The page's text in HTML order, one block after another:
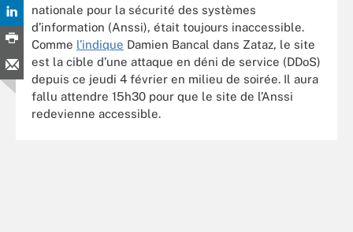
nationale pour la sécurité des systèmes
d’information (Anssi), était toujours inaccessible.
Comme l’indique Damien Bancal dans Zataz, le site
est la cible d’une attaque en déni de service (DDoS)
depuis ce jeudi 4 février en milieu de soirée. Il aura
fallu attendre 15h30 pour que le site de l’Anssi
redevienne accessible.